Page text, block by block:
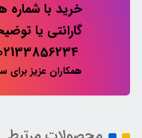
خرید با شماره
گارانتی یا
همکاران عزیز